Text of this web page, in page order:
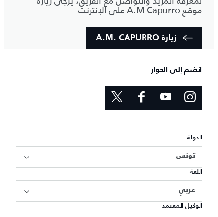
موقع A.M Capurro على الإنترنت
زيارة A.M.‎ CAPURRO
انضم إلى الحوار
الدولة
تونس
اللغة
عربي
الوكيل المعتمد